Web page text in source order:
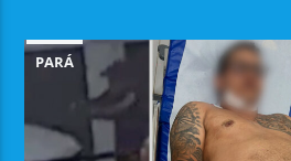
PARÁ